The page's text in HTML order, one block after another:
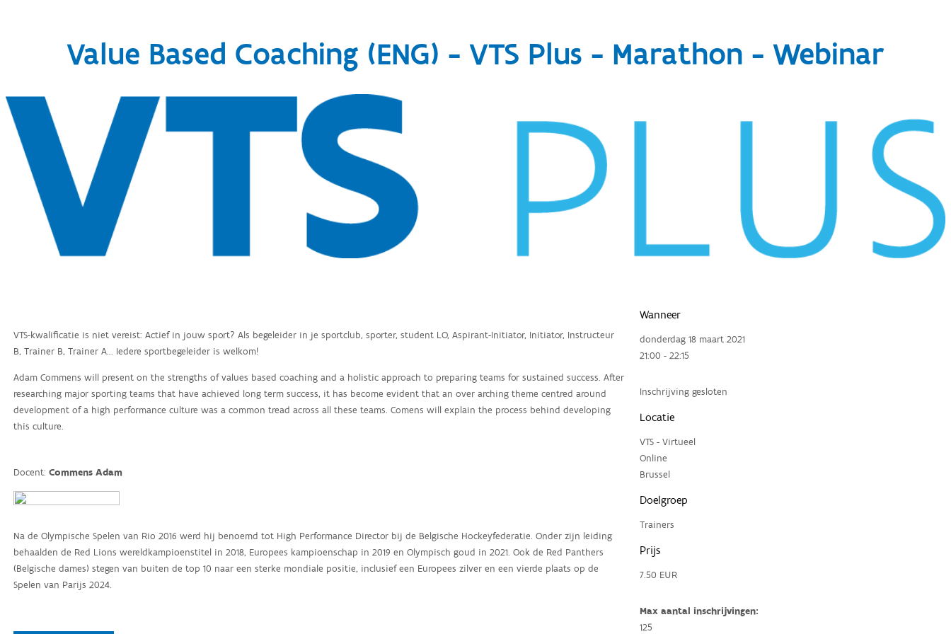
Value Based Coaching (ENG) - VTS Plus - Marathon - Webinar
VTS-kwalificatie is niet vereist: Actief in jouw sport? Als begeleider in je sportclub, sporter, student LO, Aspirant-Initiator, Initiator, Instructeur
B, Trainer B, Trainer A... Iedere sportbegeleider is welkom!
Adam Commens will present on the strengths of values based coaching and a holistic approach to preparing teams for sustained success. After
researching major sporting teams that have achieved long term success, it has become evident that an over arching theme centred around
development of a high performance culture was a common tread across all these teams. Comens will explain the process behind developing
this culture.
Docent:Commens Adam
Na de Olympische Spelen van Rio 2016 werd hij benoemd tot High Performance Director bij de Belgische Hockeyfederatie. Onder zijn leiding
behaalden de Red Lions wereldkampioenstitel in 2018, Europees kampioenschap in 2019 en Olympisch goud in 2021. Ook de Red Panthers
(Belgische dames) stegen van buiten de top 10 naar een sterke mondiale positie, inclusief een Europees zilver en een vierde plaats op de
Spelen van Parijs 2024.
Wanneer
donderdag 18 maart 2021
21:00 - 22:15
Inschrijving gesloten
Locatie
VTS - Virtueel
Online
Brussel
Doelgroep
Trainers
Prijs
7.50 EUR
Max aantal inschrijvingen:
125